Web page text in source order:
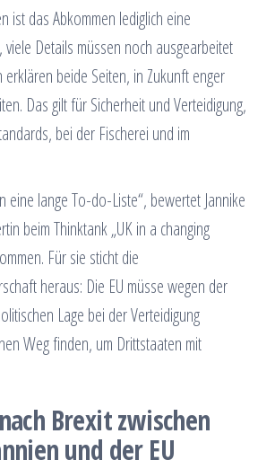
ist das Abkommen lediglich eine
viele Details müssen noch ausgearbeitet
beide Seiten, in Zukunft enger
Das gilt für Sicherheit und Verteidigung,
bei der Fischerei und im
eine lange To-do-Liste“, bewertet Jannike
beim Thinktank „UK in a changing
Für sie sticht die
heraus: Die EU müsse wegen der
Lage bei der Verteidigung
Weg finden, um Drittstaaten mit
Brexit zwischen
und der EU